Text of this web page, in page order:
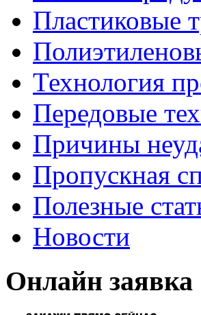
Пластиковые
Технология
Передовые
Причины
Пропускная
Полезные
Новости
Онлайн заявка